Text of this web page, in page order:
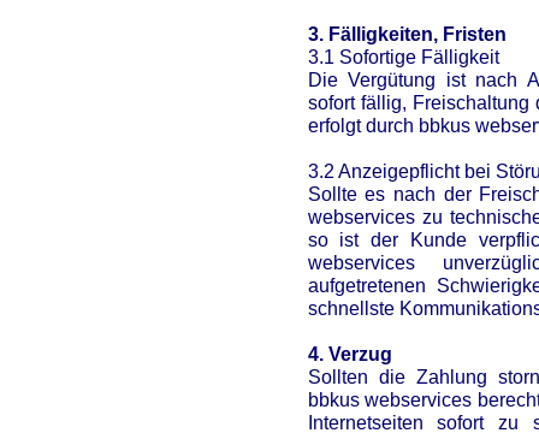
3. Fälligkeiten, Fristen
3.1 Sofortige Fälligkeit
Die Vergütung ist nach
sofort fällig,
erfolgt durch bbkus
3.2 Anzeigepflicht bei
Sollte es nach der
webservices zu
so ist der Kunde
webservices
aufgetretenen
schnellste
4. Verzug
Sollten die Zahlung
bbkus webservices
Internetseiten sofort